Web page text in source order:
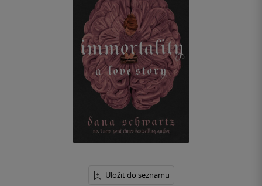
Uložit do seznamu